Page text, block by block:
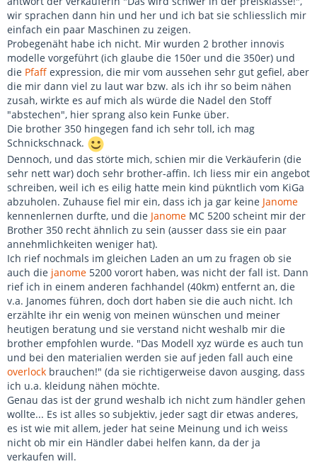
wir sprachen dann hin und her und ich bat sie schliesslich mir
einfach ein paar Maschinen zu zeigen.
Probegenäht habe ich nicht. Mir wurden 2 brother innovis
modelle vorgeführt (ich glaube die 150er und die 350er) und
die Pfaff expression, die mir vom aussehen sehr gut gefiel, aber
die mir dann viel zu laut war bzw. als ich ihr so beim nähen
zusah, wirkte es auf mich als würde die Nadel den Stoff
"abstechen", hier sprang also kein Funke über.
Die brother 350 hingegen fand ich sehr toll, ich mag
Schnickschnack.
Dennoch, und das störte mich, schien mir die Verkäuferin (die
sehr nett war) doch sehr brother-affin. Ich liess mir ein angebot
schreiben, weil ich es eilig hatte mein kind pükntlich vom KiGa
abzuholen. Zuhause fiel mir ein, dass ich ja gar keine Janome
kennenlernen durfte, und die Janome MC 5200 scheint mir der
Brother 350 recht ähnlich zu sein (ausser dass sie ein paar
annehmlichkeiten weniger hat).
Ich rief nochmals im gleichen Laden an um zu fragen ob sie
auch die janome 5200 vorort haben, was nicht der fall ist. Dann
rief ich in einem anderen fachhandel (40km) entfernt an, die
v.a. Janomes führen, doch dort haben sie die auch nicht. Ich
erzählte ihr ein wenig von meinen wünschen und meiner
heutigen beratung und sie verstand nicht weshalb mir die
brother empfohlen wurde. "Das Modell xyz würde es auch tun
und bei den materialien werden sie auf jeden fall auch eine
overlock brauchen!" (da sie richtigerweise davon ausging, dass
ich u.a. kleidung nähen möchte.
Genau das ist der grund weshalb ich nicht zum händler gehen
wollte... Es ist alles so subjektiv, jeder sagt dir etwas anderes,
es ist wie mit allem, jeder hat seine Meinung und ich weiss
nicht ob mir ein Händler dabei helfen kann, da der ja
verkaufen will.